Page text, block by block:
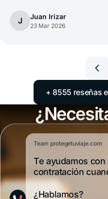
+ 8555 reseñas
Team protegetuviaje.com
Te ayudamos
contratación
¿Hablamos?